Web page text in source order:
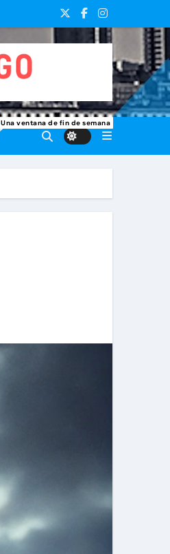
Una ventana de fin de semana